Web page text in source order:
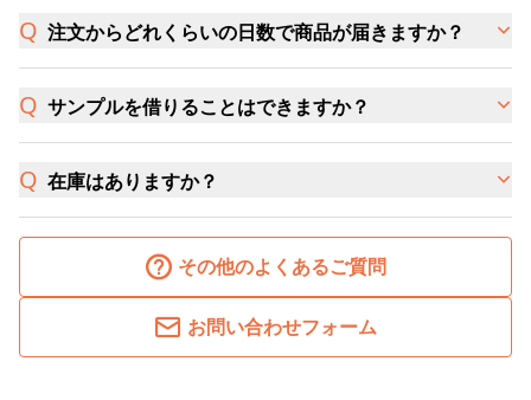
注文からどれくらいの日数で商品が届きますか？
サンプルを借りることはできますか？
在庫はありますか？
その他のよくあるご質問
お問い合わせフォーム